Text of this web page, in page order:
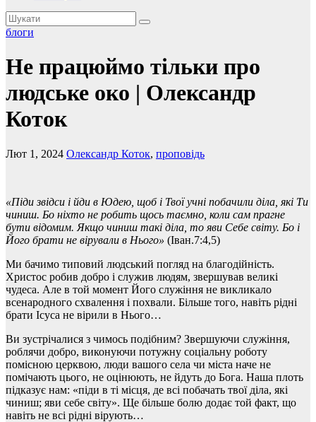
блоги
Не працюймо тільки про
людське око | Олександр
Коток
Лют 1, 2024 Олександр Коток, проповідь
«Піди звідси і йди в Юдею, щоб і Твої учні побачили діла, які Ти
чиниш. Бо ніхто не робить щось таємно, коли сам прагне
бути відомим. Якщо чиниш такі діла, то яви Себе світу. Бо і
Його брати не вірували в Нього» (Iван.7:4,5)
Ми бачимо типовий людський погляд на благодійність.
Христос робив добро і служив людям, звершував великі
чудеса. Але в той момент Його служіння не викликало
всенародного схвалення і похвали. Більше того, навіть рідні
брати Ісуса не вірили в Нього…
Ви зустрічалися з чимось подібним? Звершуючи служіння,
роблячи добро, виконуючи потужну соціальну роботу
помісною церквою, люди вашого села чи міста наче не
помічають цього, не оцінюють, не йдуть до Бога. Наша плоть
підказує нам: «піди в ті місця, де всі побачать твої діла, які
чиниш; яви себе світу». Ще більше болю додає той факт, що
навіть не всі рідні вірують…